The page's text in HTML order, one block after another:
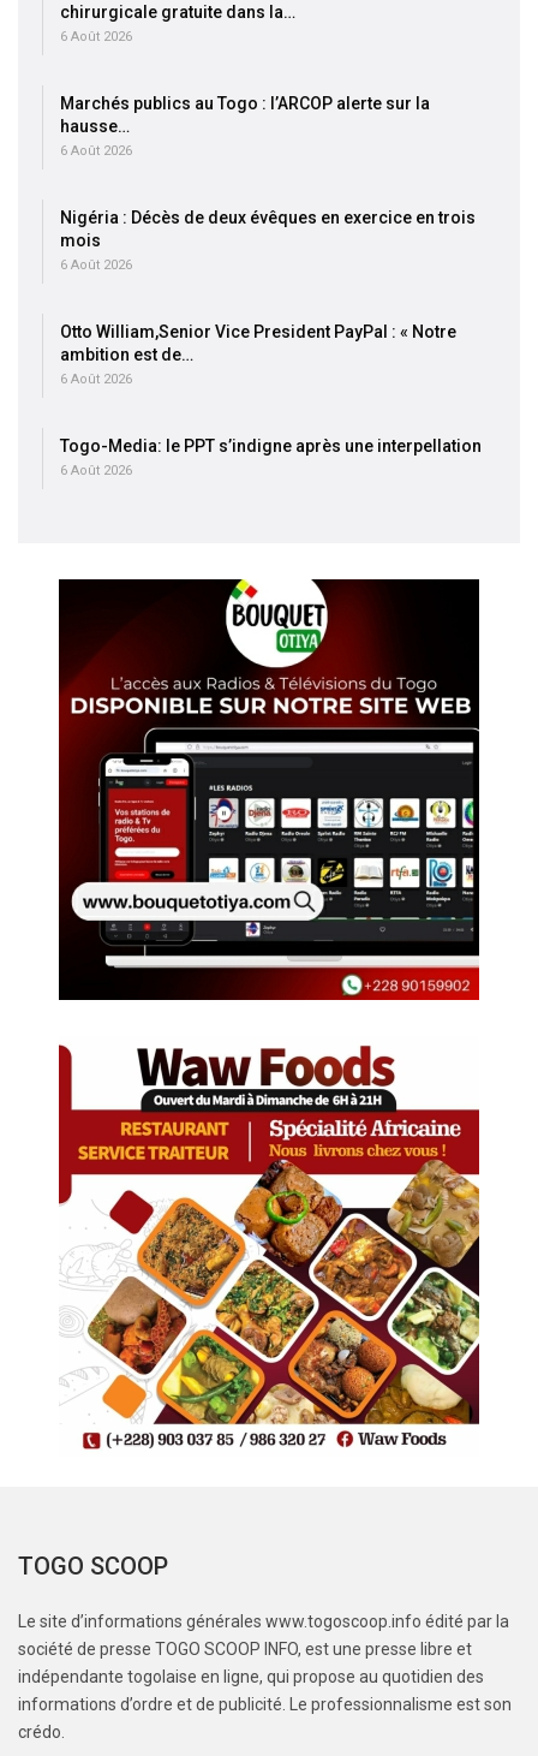
chirurgicale gratuite dans la…
6 Août 2026
Marchés publics au Togo : l’ARCOP alerte sur la
hausse…
6 Août 2026
Nigéria : Décès de deux évêques en exercice en trois
mois
6 Août 2026
Otto William,Senior Vice President PayPal : « Notre
ambition est de…
6 Août 2026
Togo-Media: le PPT s’indigne après une interpellation
6 Août 2026
TOGO SCOOP
Le site d’informations générales www.togoscoop.info édité par la
société de presse TOGO SCOOP INFO, est une presse libre et
indépendante togolaise en ligne, qui propose au quotidien des
informations d’ordre et de publicité. Le professionnalisme est son
crédo.